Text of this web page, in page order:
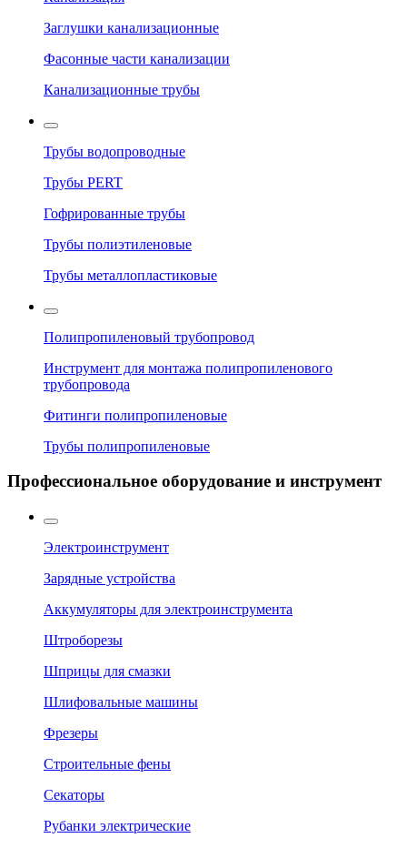
Заглушки канализационные
Фасонные части канализации
Канализационные трубы
Трубы водопроводные
Трубы PERT
Гофрированные трубы
Трубы полиэтиленовые
Трубы металлопластиковые
Полипропиленовый трубопровод
Инструмент для монтажа полипропиленового
трубопровода
Фитинги полипропиленовые
Трубы полипропиленовые
Профессиональное оборудование и инструмент
Электроинструмент
Зарядные устройства
Аккумуляторы для электроинструмента
Штроборезы
Шприцы для смазки
Шлифовальные машины
Фрезеры
Строительные фены
Секаторы
Рубанки электрические